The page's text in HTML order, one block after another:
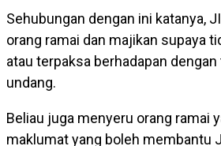
Sehubungan dengan ini katanya,
orang ramai dan majikan supaya
atau terpaksa berhadapan
undang.
Beliau juga menyeru orang ramai
maklumat yang boleh membantu